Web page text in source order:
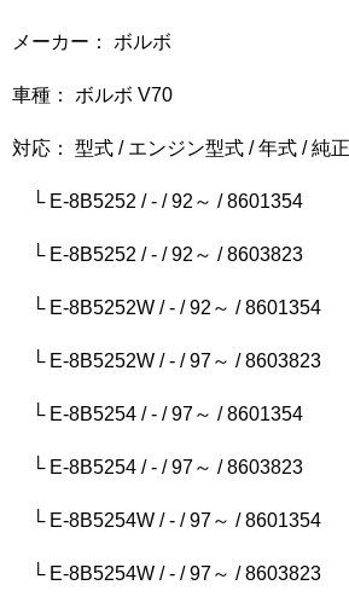
メーカー： ボルボ
車種： ボルボ V70
対応： 型式 / エンジン型式 / 年式 / 純
└ E-8B5252 / - / 92～ / 8601354
└ E-8B5252 / - / 92～ / 8603823
└ E-8B5252W / - / 92～ / 8601354
└ E-8B5252W / - / 97～ / 8603823
└ E-8B5254 / - / 97～ / 8601354
└ E-8B5254 / - / 97～ / 8603823
└ E-8B5254W / - / 97～ / 8601354
└ E-8B5254W / - / 97～ / 8603823